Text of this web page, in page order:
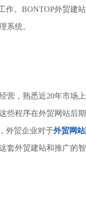
。BONTOP外贸建
系统。
营，熟悉近20年市场
些程序在外贸网站后
外贸企业对于外贸网
套外贸建站和推广的